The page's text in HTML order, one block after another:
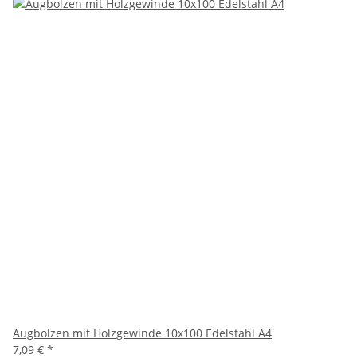
Augbolzen mit Holzgewinde 10x100 Edelstahl A4
7,09 € *